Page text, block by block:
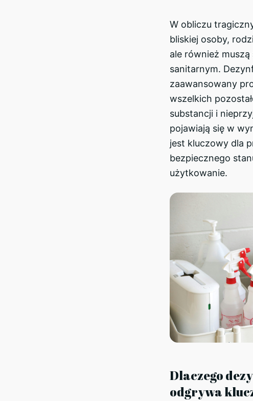
W obliczu
bliskiej osoby,
ale również
sanitarnym.
zaawansowany
wszelkich
substancji i
pojawiają się w
jest kluczowy dla
bezpiecznego
użytkowanie.
Dlaczego
odgrywa